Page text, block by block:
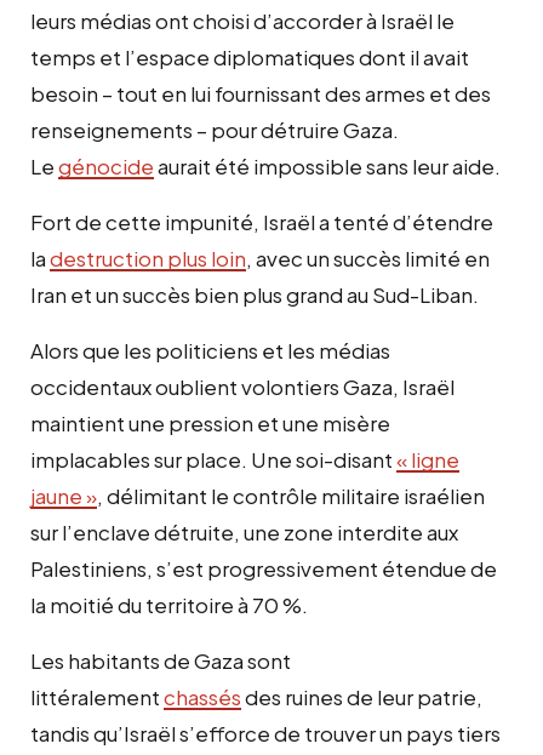
leurs médias ont choisi d’accorder à Israël le
temps et l’espace diplomatiques dont il avait
besoin – tout en lui fournissant des armes et des
renseignements – pour détruire Gaza.
Legénocideaurait été impossible sans leur aide.
Fort de cette impunité, Israël a tenté d’étendre
ladestruction plus loin, avec un succès limité en
Iran et un succès bien plus grand au Sud-Liban.
Alors que les politiciens et les médias
occidentaux oublient volontiers Gaza, Israël
maintient une pression et une misère
implacables sur place. Une soi-disant« ligne
jaune », délimitant le contrôle militaire israélien
sur l’enclave détruite, une zone interdite aux
Palestiniens, s’est progressivement étendue de
la moitié du territoire à 70 %.
Les habitants de Gaza sont
littéralementchassésdes ruines de leur patrie,
tandis qu’Israël s’efforce de trouver un pays tiers